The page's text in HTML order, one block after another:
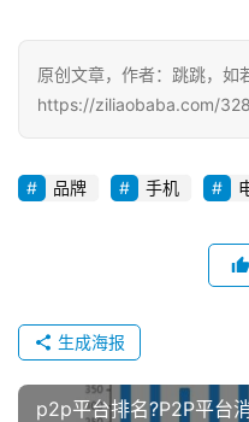
原创文章，作者：跳跳，如
https://ziliaobaba.com/
品牌 手机
生成海报
p2p平台排名?P2P平台